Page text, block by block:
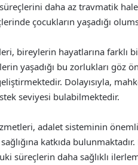
daha az travmatik
çocukların yaşadığı
bireylerin hayatlarına farklı
yaşadığı bu zorlukları göz
Dolayısıyla,
seviyesi bulabilmektedir.
adalet sisteminin
katkıda
süreçlerin daha sağlıklı